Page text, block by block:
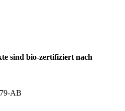
sind bio‑zertifiziert nach
AB